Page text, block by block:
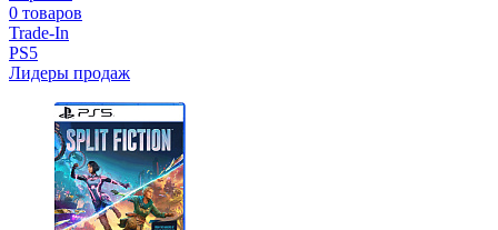
0 товаров
Trade-In
PS5
Лидеры продаж